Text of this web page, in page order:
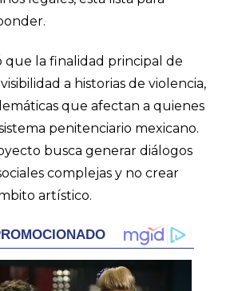
que la finalidad principal de
a historias de violencia,
que afectan a quienes
penitenciario mexicano.
busca generar diálogos
complejas y no crear
artístico.